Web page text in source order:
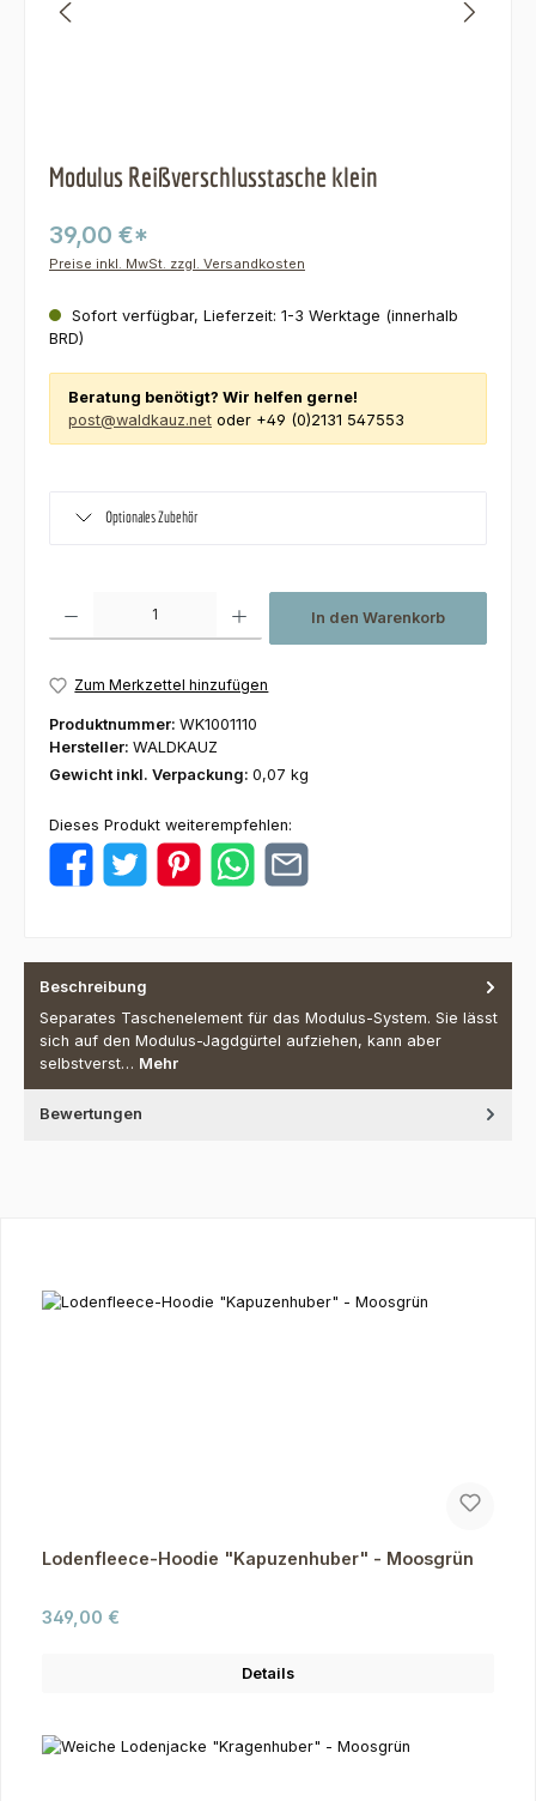
Modulus Reißverschlusstasche klein
39,00 €*
Preise inkl. MwSt. zzgl. Versandkosten
Sofort verfügbar, Lieferzeit: 1-3 Werktage (innerhalb
BRD)
Beratung benötigt? Wir helfen gerne!
post@waldkauz.net oder +49 (0)2131 547553
Optionales Zubehör
In den Warenkorb
Zum Merkzettel hinzufügen
Produktnummer: WK1001110
Hersteller: WALDKAUZ
Gewicht inkl. Verpackung: 0,07 kg
Dieses Produkt weiterempfehlen:
Beschreibung
Separates Taschenelement für das Modulus-System. Sie lässt
sich auf den Modulus-Jagdgürtel aufziehen, kann aber
selbstverst… Mehr
Bewertungen
Lodenfleece-Hoodie "Kapuzenhuber" - Moosgrün
Regulärer Preis:
349,00 €
Details